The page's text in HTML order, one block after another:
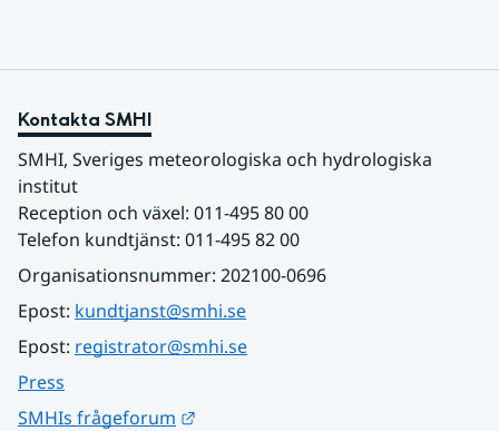
Kontakta SMHI
SMHI, Sveriges meteorologiska och hydrologiska
institut
Reception och växel: 011-495 80 00
Telefon kundtjänst: 011-495 82 00
Organisationsnummer: 202100-0696
Epost: kundtjanst@smhi.se
Epost: registrator@smhi.se
Press
SMHIs frågeforum